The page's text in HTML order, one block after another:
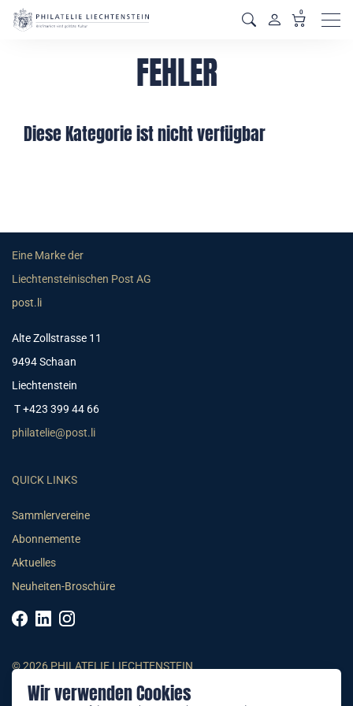
Wir verwenden Cookies
0
FEHLER
Diese Kategorie ist nicht verfügbar
Eine Marke der
Liechtensteinischen Post AG
post.li
Alte Zollstrasse 11
9494 Schaan
Liechtenstein
T +423 399 44 66
philatelie@post.li
QUICK LINKS
Sammlervereine
Abonnemente
Aktuelles
Neuheiten-Broschüre
© 2026 PHILATELIE LIECHTENSTEIN
AGB